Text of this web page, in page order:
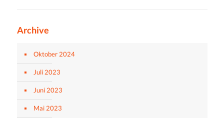
Archive
Oktober 2024
Juli 2023
Juni 2023
Mai 2023